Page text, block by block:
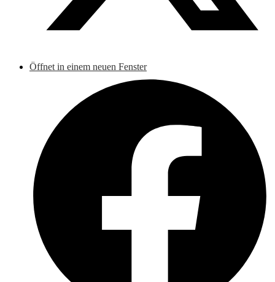
Öffnet in einem neuen Fenster